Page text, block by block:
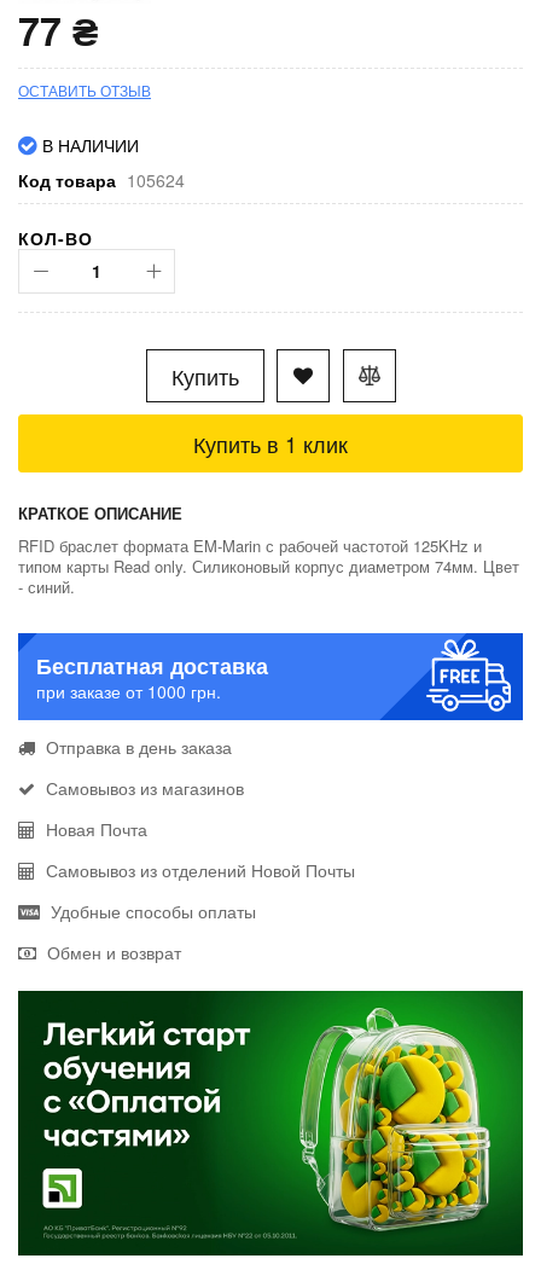
77 ₴
ОСТАВИТЬ ОТЗЫВ
В НАЛИЧИИ
Код товара 105624
КОЛ-ВО
Купить
Купить в 1 клик
КРАТКОЕ ОПИСАНИЕ
RFID браслет формата EM-Marin с рабочей частотой 125KHz и
типом карты Read only. Силиконовый корпус диаметром 74мм. Цвет
- синий.
Бесплатная доставка
при заказе от 1000 грн.
Отправка в день заказа
Самовывоз из магазинов
Новая Почта
Самовывоз из отделений Новой Почты
Удобные способы оплаты
Обмен и возврат